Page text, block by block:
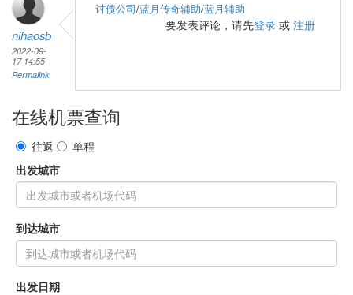
nihaosb
2022-09-
17 14:55
Permalink
讨债公司/蓝月传奇辅助/蓝月辅助
要发表评论，请先登录 或 注册
在线机票查询
往返
单程
出发城市
到达城市
出发日期